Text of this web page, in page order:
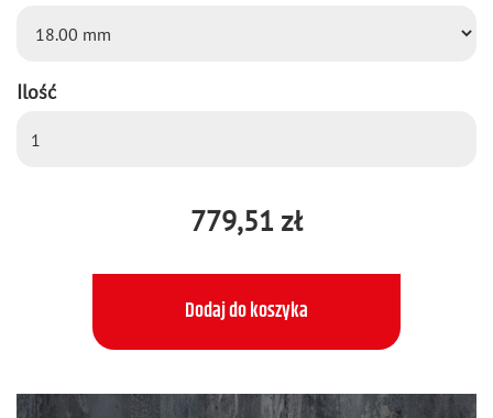
Ilość
779,51 zł
Dodaj do koszyka